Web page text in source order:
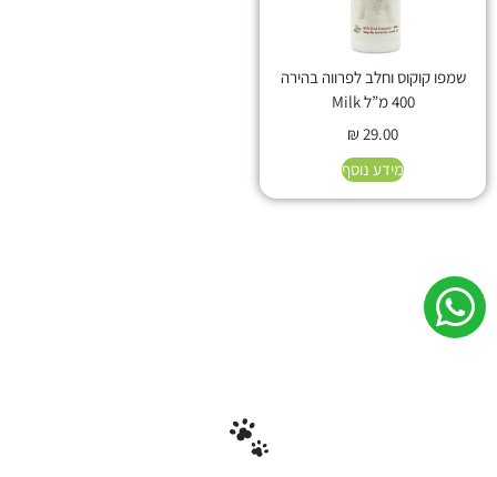
שמפו קוקוס וחלב לפרווה בהירה
400 מ”ל Milk
₪29.00
מידע נוסף